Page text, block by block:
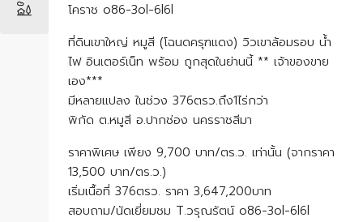
โคราช o86-3ol-6l6l
ที่ดินเขาใหญ่ หมูสี (โฉนดครุฑแดง) วิวเขาล้อมรอบ น้ำ
ไฟ อินเตอร์เน็ท พร้อม ถูกสุดในย่านนี้ ** เจ้าของขาย
เอง***
มีหลายแปลง ในช่วง 376ตรว.ถึง1ไร่กว่า
พิกัด ต.หมูสี อ.ปากช่อง นครราชสีมา
ราคาพิเศษ เพียง 9,700 บาท/ตร.ว. เท่านั้น (จากราคา
13,500 บาท/ตร.ว.)
เริ่มเนื้อที่ 376ตรว. ราคา 3,647,200บาท
สอบถาม/นัดเยี่ยมชม T.วรุณรัตน์ o86-3ol-6l6l